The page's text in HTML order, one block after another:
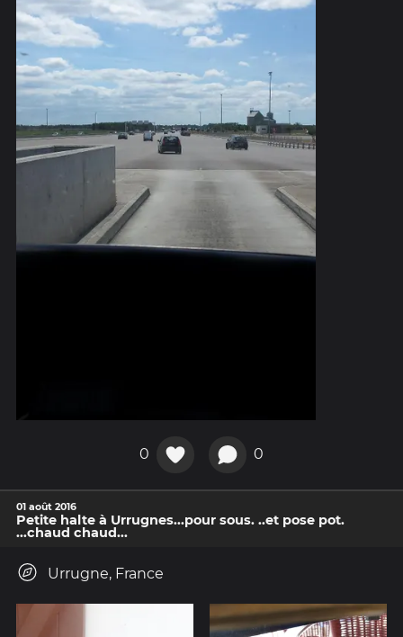
0 0
01 août 2016
Petite halte à Urrugnes...pour sous. ..et pose pot.
...chaud chaud...
Urrugne, France